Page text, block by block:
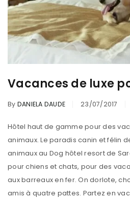
Vacances de luxe
By DANIELA DAUDE 23/07/2017
Hôtel haut de gamme pour des
animaux. Le paradis canin et félin
animaux au Dog hôtel resort de
pour chiens et chats, pour des
aux barreaux en fer. On dorlote,
amis à quatre pattes. Partez en